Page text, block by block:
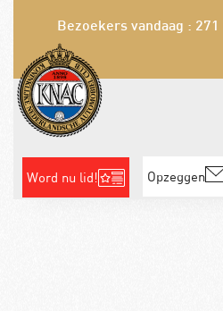
Bezoekers vandaag : 271
Word nu lid! Opzeggen